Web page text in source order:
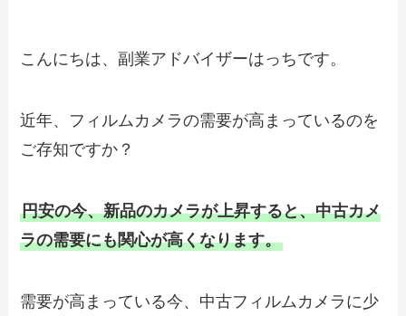
こんにちは、副業アドバイザーはっちです。
近年、フィルムカメラの需要が高まっているのを
ご存知ですか？
円安の今、新品のカメラが上昇すると、中古カメ
ラの需要にも関心が高くなります。
需要が高まっている今、中古フィルムカメラに少